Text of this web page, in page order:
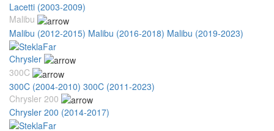
Lacetti (2003-2009)
Malibu
Malibu (2012-2015) Malibu (2016-2018) Malibu (2019-2023)
Chrysler
300C
300C (2004-2010) 300C (2011-2023)
Chrysler 200
Chrysler 200 (2014-2017)